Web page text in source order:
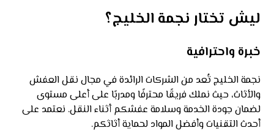
ليش تختار نجمة الخليج؟
خبرة واحترافية
نجمة الخليج تُعد من الشركات الرائدة في مجال نقل العفش
والأثاث، حيث نملك فريقًا محترفًا ومدربًا على أعلى مستوى
لضمان جودة الخدمة وسلامة عفشكم أثناء النقل. نعتمد على
أحدث التقنيات وأفضل المواد لحماية أثاثكم.